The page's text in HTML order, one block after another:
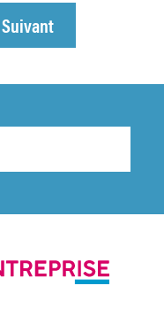
Suivant